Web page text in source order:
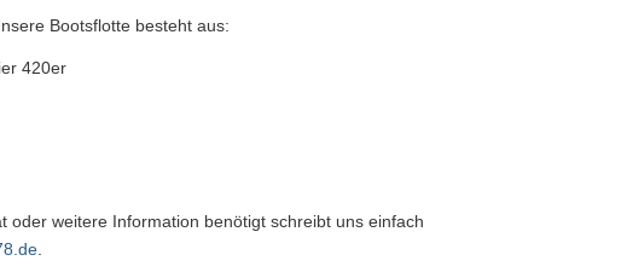
Bootsflotte besteht aus:
420er
oder weitere Information benötigt schreibt uns einfach
.